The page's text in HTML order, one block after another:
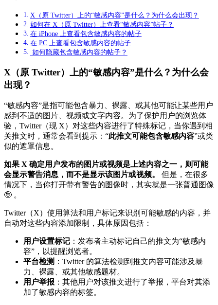
X（原 Twitter）上的“敏感内容”是什么？为什么会出现？
如何在 X（原 Twitter）上查看“敏感内容”帖子？
在 iPhone 上查看包含敏感内容的帖子
在 PC 上查看包含敏感内容的帖子
如何隐藏包含敏感内容的帖子？
X（原 Twitter）上的“敏感内容”是什么？为什么会
出现？
“敏感内容”是指可能包含暴力、裸露、或其他可能让某些用户
感到不适的图片、视频或文字内容。为了保护用户的浏览体
验，Twitter（现 X）对这些内容进行了特殊标记，当你遇到相
关推文时，通常会看到提示：“此推文可能包含敏感内容”或类
似的遮罩信息。
如果 X 确定用户发布的图片或视频是上述内容之一，则可能
会显示警告消息，而不是显示该图片或视频。 但是，在很多
情况下，当你打开带有警告的图像时，其实就是一张普通图像
🤪 。
Twitter（X）使用算法和用户标记来识别可能敏感的内容，并
自动对这些内容添加限制，具体原因包括：
用户设置标记 ：发布者主动标记自己的推文为“敏感内
容”，以提醒浏览者。
平台检测 ：Twitter 的算法检测到推文内容可能涉及暴
力、裸露、或其他敏感题材。
用户举报 ：其他用户对该推文进行了举报，平台对其添
加了敏感内容的标签。